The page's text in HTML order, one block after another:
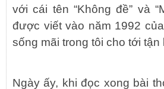
với cái tên “Không đề” và
được viết vào năm 1992
sống mãi trong tôi cho tới tận
Ngày ấy, khi đọc xong bài